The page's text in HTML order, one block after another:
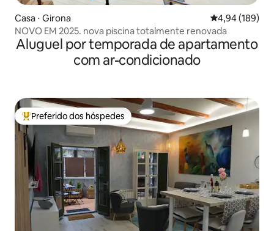
Casa ⋅ Girona 4,94 de uma
4,94 (189)
NOVO EM 2025. nova piscina totalmente renovada
Aluguel por temporada de apartamento
com ar-condicionado
Entre os melhores preferidos dos hóspedes
Preferido dos hóspedes